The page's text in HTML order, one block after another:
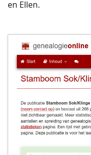
en Ellen.